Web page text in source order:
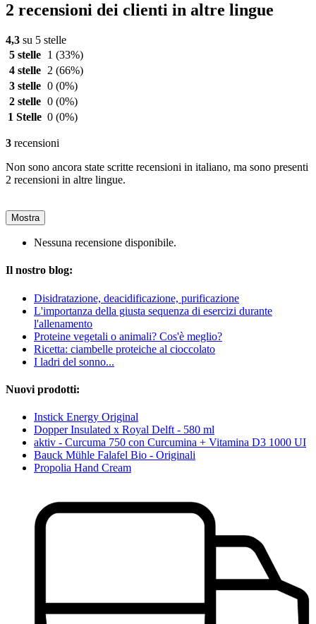
2 recensioni dei clienti in altre lingue
4,3 su 5 stelle
5 stelle
1 (33%)
4 stelle
2 (66%)
3 stelle 0 (0%)
2 stelle 0 (0%)
1 Stelle 0 (0%)
3 recensioni
Non sono ancora state scritte recensioni in italiano, ma sono presenti
2 recensioni in altre lingue.
Mostra
Nessuna recensione disponibile.
Il nostro blog:
Disidratazione, deacidificazione, purificazione
L'importanza della giusta sequenza di esercizi durante
l'allenamento
Proteine vegetali o animali? Cos'è meglio?
Ricetta: ciambelle proteiche al cioccolato
I ladri del sonno...
Nuovi prodotti:
Instick Energy Original
Dopper Insulated x Royal Delft - 580 ml
aktiv - Curcuma 750 con Curcumina + Vitamina D3 1000 UI
Bauck Mühle Falafel Bio - Originali
Propolia Hand Cream